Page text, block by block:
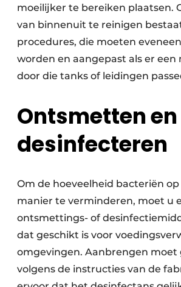
moeilijker te bereiken plaatsen.
van binnenuit te reinigen
procedures, die moeten
worden en aangepast als er
door die tanks of leidingen
Ontsmetten en
desinfecteren
Om de hoeveelheid bacteriën op
manier te verminderen, moet u
ontsmettings- of
dat geschikt is voor
omgevingen. Aanbrengen moet
volgens de instructies van de